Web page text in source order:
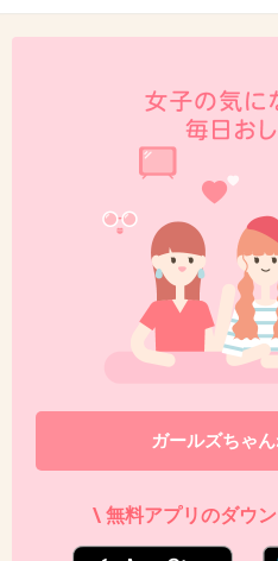
ガールズちゃ
\ 無料アプリのダウ